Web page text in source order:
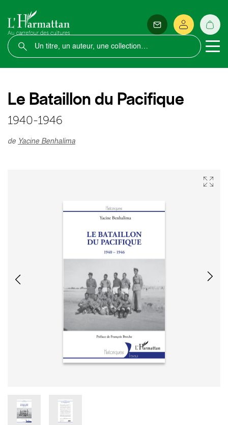
Le Bataillon du Pacifique
1940-1946
de Yacine Benhalima